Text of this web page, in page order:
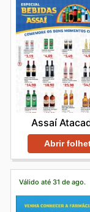
Assaí
Abrir
Válido até 31 de ago.